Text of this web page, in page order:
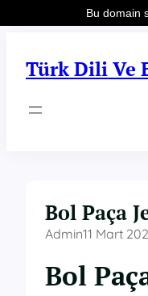
Türk Dili Ve
Bol Paça
Admin11 Mart
Bol
Bu domain